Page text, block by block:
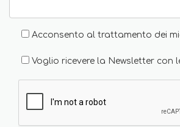
Acconsento al trattamento dei
Voglio ricevere la Newsletter con